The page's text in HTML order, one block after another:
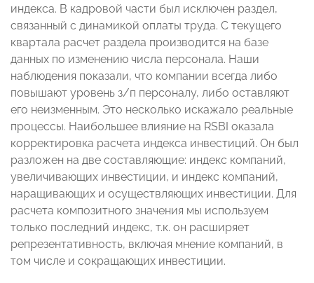
индекса. В кадровой части был исключен раздел,
связанный с динамикой оплаты труда. С текущего
квартала расчет раздела производится на базе
данных по изменению числа персонала. Наши
наблюдения показали, что компании всегда либо
повышают уровень з/п персоналу, либо оставляют
его неизменным. Это несколько искажало реальные
процессы. Наибольшее влияние на RSBI оказала
корректировка расчета индекса инвестиций. Он был
разложен на две составляющие: индекс компаний,
увеличивающих инвестиции, и индекс компаний,
наращивающих и осуществляющих инвестиции. Для
расчета композитного значения мы используем
только последний индекс, т.к. он расширяет
репрезентативность, включая мнение компаний, в
том числе и сокращающих инвестиции.